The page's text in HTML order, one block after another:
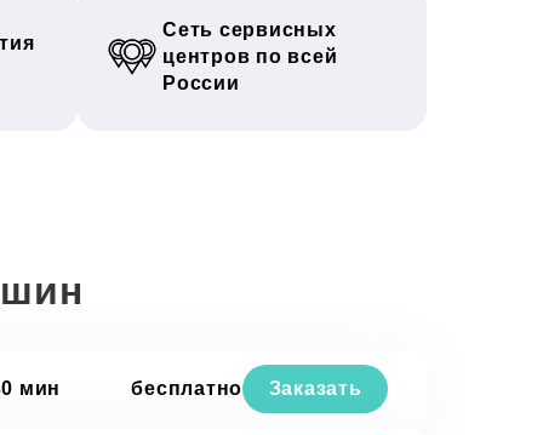
Сеть сервисных
центров по всей
России
мин бесплатно Заказать